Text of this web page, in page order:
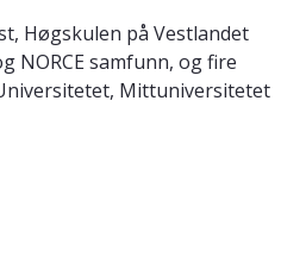
Høgskulen på Vestlandet
NORCE samfunn, og fire
Mittuniversitetet